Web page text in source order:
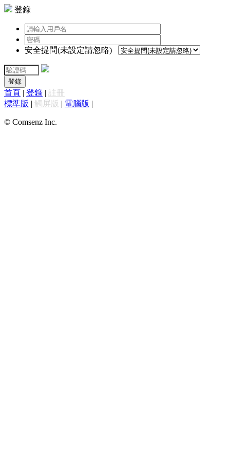
登錄
安全提問(未設定請忽略)
登錄
首頁 | 登錄 | 註冊
標準版 | 觸屏版 | 電腦版 |
© Comsenz Inc.